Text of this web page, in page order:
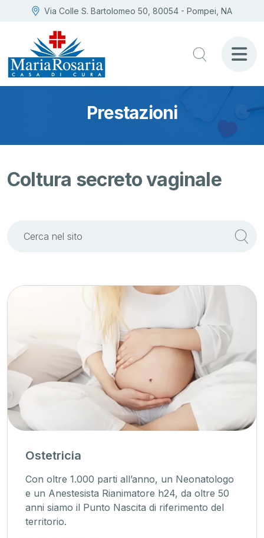
Via Colle S. Bartolomeo 50, 80054 - Pompei, NA
Prestazioni
Coltura secreto vaginale
Ostetricia
Con oltre 1.000 parti all’anno, un Neonatologo
e un Anestesista Rianimatore h24, da oltre 50
anni siamo il Punto Nascita di riferimento del
territorio.